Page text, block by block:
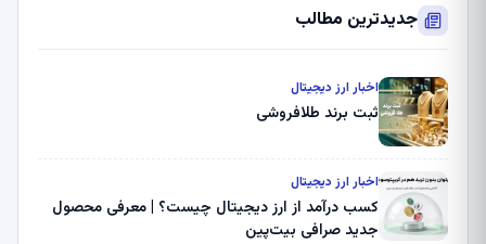
جدیدترین مطالب
اخبار ارز دیجیتال
ثبت برند طلافروشی
اخبار ارز دیجیتال
کسب درآمد از ارز دیجیتال چیست؟ | معرفی محصول
جدید صرافی بیت‌پین